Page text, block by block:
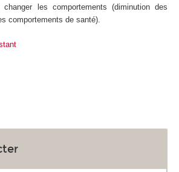
les comportements (diminution des
comportements de santé).